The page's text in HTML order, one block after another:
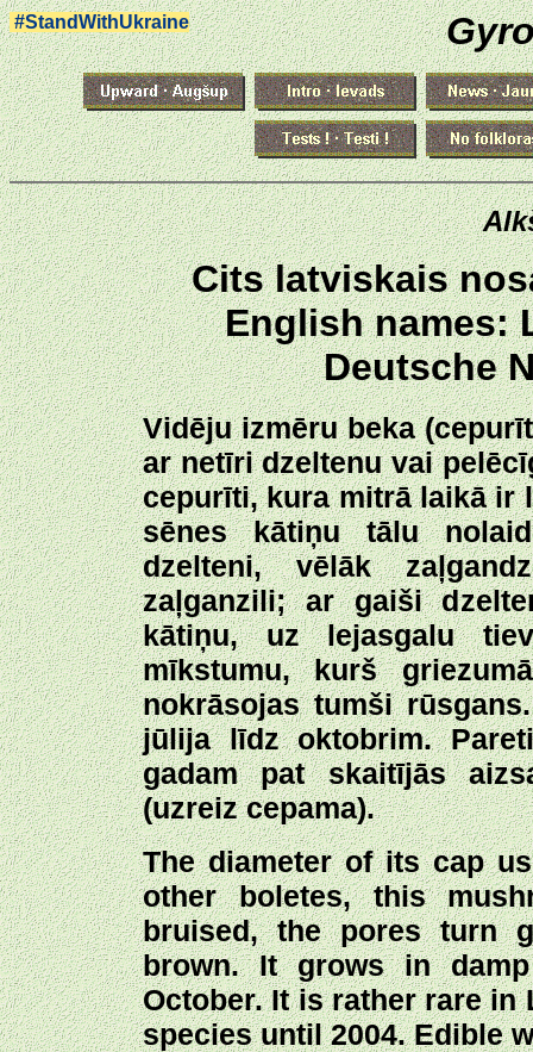
#StandWithUkraine
Cits latviskais
English names:
Deutsche
Vidēju izmēru beka
ar netīri dzeltenu vai
cepurīti, kura mitrā laikā ir
sēnes kātiņu tālu
dzelteni, vēlāk
zaļganzili; ar gaiši
kātiņu, uz lejasgalu
mīkstumu, kurš
nokrāsojas tumši
jūlija līdz oktobrim.
gadam pat skaitījās
(uzreiz cepama).
The diameter of its cap
other boletes, this
bruised, the pores turn
brown. It grows in
October. It is rather rare in
species until 2004. Edible